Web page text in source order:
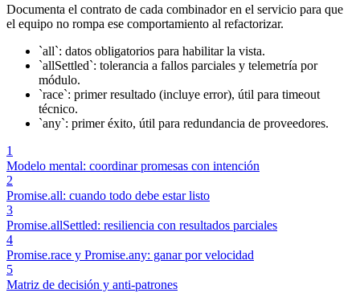
Documenta el contrato de cada combinador en el servicio para que
el equipo no rompa ese comportamiento al refactorizar.
`all`: datos obligatorios para habilitar la vista.
`allSettled`: tolerancia a fallos parciales y telemetría por
módulo.
`race`: primer resultado (incluye error), útil para timeout
técnico.
`any`: primer éxito, útil para redundancia de proveedores.
1
Modelo mental: coordinar promesas con intención
2
Promise.all: cuando todo debe estar listo
3
Promise.allSettled: resiliencia con resultados parciales
4
Promise.race y Promise.any: ganar por velocidad
5
Matriz de decisión y anti-patrones